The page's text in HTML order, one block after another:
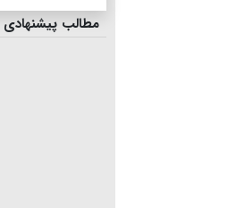
مطالب پیشنهادی